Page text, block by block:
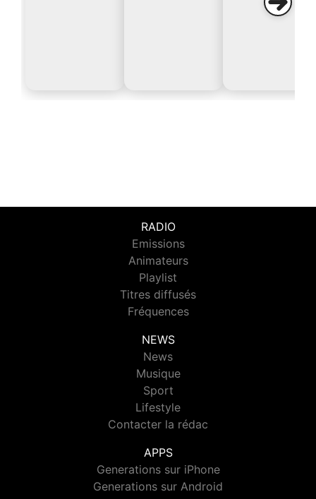
RADIO
Emissions
Animateurs
Playlist
Titres diffusés
Fréquences
NEWS
News
Musique
Sport
Lifestyle
Contacter la rédac
APPS
Generations sur iPhone
Generations sur Android